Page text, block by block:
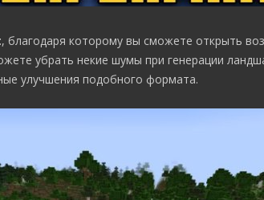
, благодаря которому вы сможете открыть
убрать некие шумы при генерации
улучшения подобного формата.